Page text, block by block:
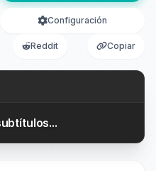
Configuración
Reddit Copiar